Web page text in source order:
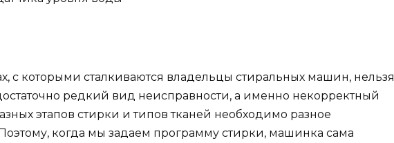
с которыми сталкиваются владельцы стиральных машин, нельзя
редкий вид неисправности, а именно некорректный
этапов стирки и типов тканей необходимо разное
когда мы задаем программу стирки, машинка сама